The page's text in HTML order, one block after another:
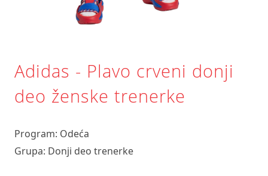
Adidas - Plavo crveni donji
deo ženske trenerke
Program: Odeća
Grupa: Donji deo trenerke